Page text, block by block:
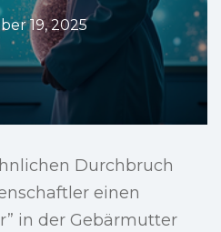
19, 2025
Durchbruch
einen
in der Gebärmutter